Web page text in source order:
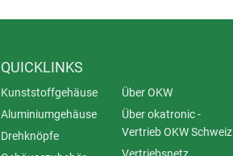
QUICKLINKS
Kunststoffgehäuse
Aluminiumgehäuse
Drehknöpfe
Über OKW
Über okatronic -
Vertrieb OKW Schweiz